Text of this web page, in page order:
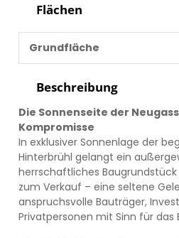
Beschreibung
Die Sonnenseite der
Kompromisse
In exklusiver Sonnenlage der
Hinterbrühl gelangt ein
herrschaftliches
zum Verkauf – eine seltene
anspruchsvolle Bauträger,
Privatpersonen mit Sinn für das
Flächen
Grundfläche